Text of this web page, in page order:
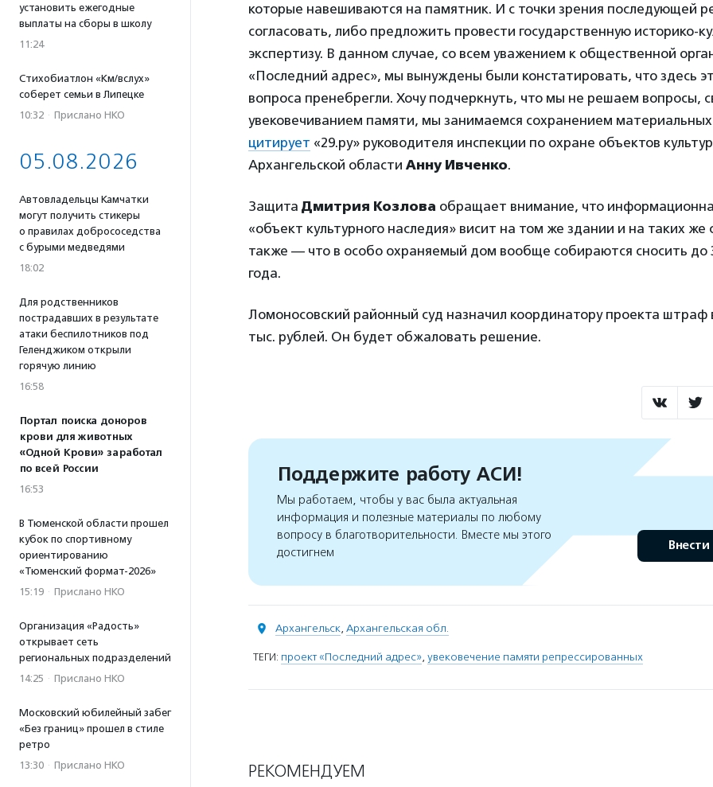
установить ежегодные
выплаты на сборы в школу
11:24
Стихобиатлон «Км/вслух»
соберет семьи в Липецке
10:32 · Прислано НКО
05.08.2026
Автовладельцы Камчатки
могут получить стикеры
о правилах добрососедства
с бурыми медведями
18:02
Для родственников
пострадавших в результате
атаки беспилотников под
Геленджиком открыли
горячую линию
16:58
Портал поиска доноров
крови для животных
«Одной Крови» заработал
по всей России
16:53
В Тюменской области прошел
кубок по спортивному
ориентированию
«Тюменский формат-2026»
15:19 · Прислано НКО
Организация «Радость»
открывает сеть
региональных подразделений
14:25 · Прислано НКО
Московский юбилейный забег
«Без границ» прошел в стиле
ретро
13:30 · Прислано НКО
которые навешиваются на памятник. И с точки зрения последующей
согласовать, либо предложить провести государственную историко-
экспертизу. В данном случае, со всем уважением к общественной
«Последний адрес», мы вынуждены были констатировать, что здесь
вопроса пренебрегли. Хочу подчеркнуть, что мы не решаем вопросы,
увековечиванием памяти, мы занимаемся сохранением
цитирует «29.ру» руководителя инспекции по охране объектов
Архангельской области Анну Ивченко.
Защита Дмитрия Козлова обращает внимание, что
«объект культурного наследия» висит на том же здании и на таких же
также — что в особо охраняемый дом вообще собираются сносить до
года.
Ломоносовский районный суд назначил координатору проекта штраф
тыс. рублей. Он будет обжаловать решение.
Поддержите работу АСИ!
Мы работаем, чтобы у вас была актуальная
информация и полезные материалы по любому
вопросу в благотворительности. Вместе мы этого
достигнем
Внести
Архангельск, Архангельская обл.
ТЕГИ: проект «Последний адрес», увековечение памяти репрессированных
РЕКОМЕНДУЕМ